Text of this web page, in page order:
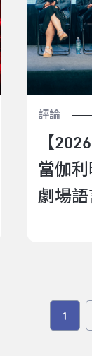
評論
【
當伽
劇場
1